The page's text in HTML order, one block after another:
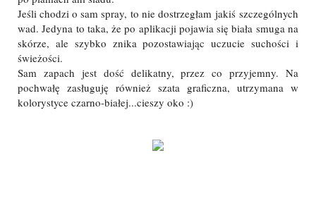
Jeśli chodzi o sam spray, to nie dostrzegłam jakiś szczególnych
wad. Jedyna to taka, że po aplikacji pojawia się biała smuga na
skórze, ale szybko znika pozostawiając uczucie suchości i
świeżości.
Sam zapach jest dość delikatny, przez co przyjemny. Na
pochwałę zasługuję również szata graficzna, utrzymana w
kolorystyce czarno-białej...cieszy oko :)